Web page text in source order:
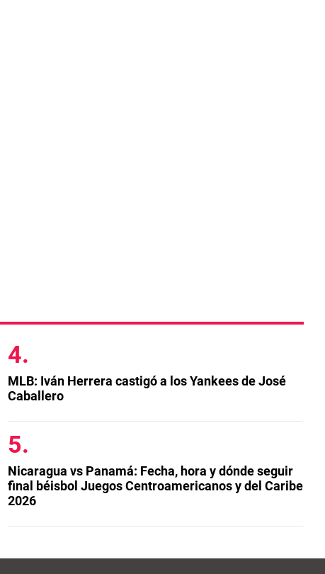
MLB: Iván Herrera castigó a los Yankees de José
Caballero
Nicaragua vs Panamá: Fecha, hora y dónde seguir
final béisbol Juegos Centroamericanos y del Caribe
2026